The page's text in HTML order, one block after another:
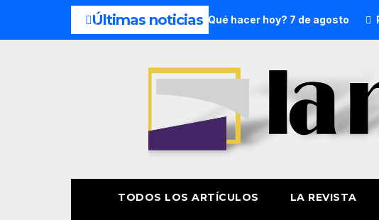
Últimas noticias
8 y 9 de agosto ¿Qué hacer hoy? 7 de agosto
TODOS LOS ARTÍCULOS LA REVISTA